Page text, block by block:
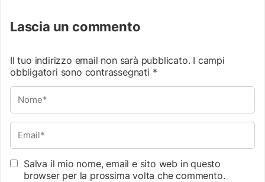
Lascia un commento
Il tuo indirizzo email non sarà pubblicato. I campi
obbligatori sono contrassegnati *
Salva il mio nome, email e sito web in questo
browser per la prossima volta che commento.